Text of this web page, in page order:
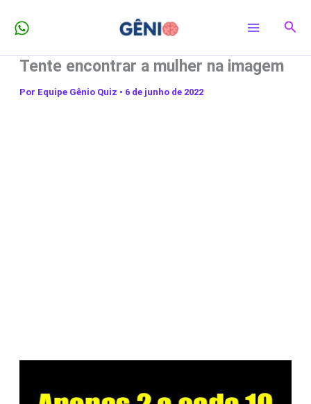
para
conteúdo
Tente encontrar a mulher na imagem
Por Equipe Gênio Quiz • 6 de junho de 2022